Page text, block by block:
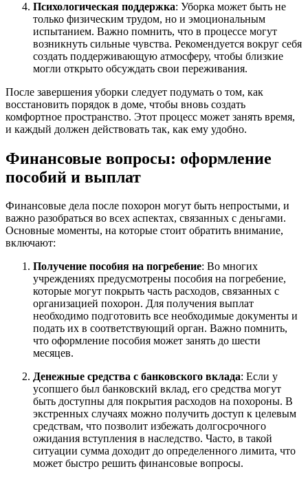
Психологическая поддержка: Уборка может быть не
только физическим трудом, но и эмоциональным
испытанием. Важно помнить, что в процессе могут
возникнуть сильные чувства. Рекомендуется вокруг себя
создать поддерживающую атмосферу, чтобы близкие
могли открыто обсуждать свои переживания.
После завершения уборки следует подумать о том, как
восстановить порядок в доме, чтобы вновь создать
комфортное пространство. Этот процесс может занять время,
и каждый должен действовать так, как ему удобно.
Финансовые вопросы: оформление
пособий и выплат
Финансовые дела после похорон могут быть непростыми, и
важно разобраться во всех аспектах, связанных с деньгами.
Основные моменты, на которые стоит обратить внимание,
включают:
Получение пособия на погребение: Во многих
учреждениях предусмотрены пособия на погребение,
которые могут покрыть часть расходов, связанных с
организацией похорон. Для получения выплат
необходимо подготовить все необходимые документы и
подать их в соответствующий орган. Важно помнить,
что оформление пособия может занять до шести
месяцев.
Денежные средства с банковского вклада: Если у
усопшего был банковский вклад, его средства могут
быть доступны для покрытия расходов на похороны. В
экстренных случаях можно получить доступ к целевым
средствам, что позволит избежать долгосрочного
ожидания вступления в наследство. Часто, в такой
ситуации сумма доходит до определенного лимита, что
может быстро решить финансовые вопросы.